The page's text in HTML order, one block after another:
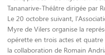
Tananarive-Théâtre dirigée par
Le 20 octobre suivant,
Myre de Vilers organise la
opérette en trois actes et quatre
la collaboration de Romain